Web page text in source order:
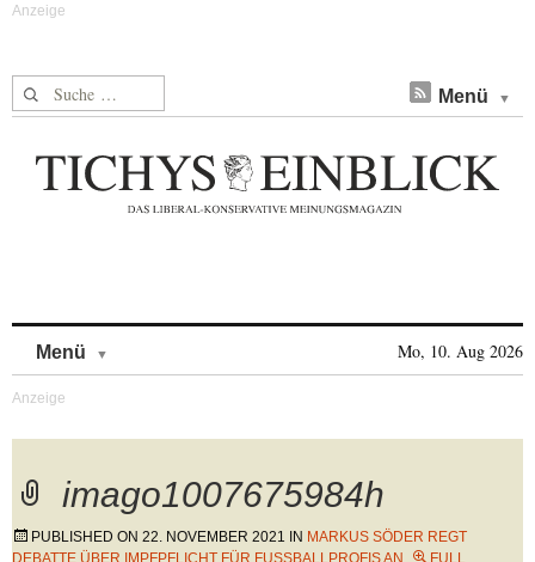
Suche nach: Menü
Menü Mo, 10. Aug 2026
imago1007675984h
PUBLISHED ON 22. NOVEMBER 2021 IN MARKUS SÖDER REGT
DEBATTE ÜBER IMPFPFLICHT FÜR FUSSBALLPROFIS AN
FULL